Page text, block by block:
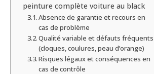
peinture complète voiture au black
Absence de garantie et recours en
cas de problème
Qualité variable et défauts fréquents
(cloques, coulures, peau d’orange)
Risques légaux et conséquences en
cas de contrôle